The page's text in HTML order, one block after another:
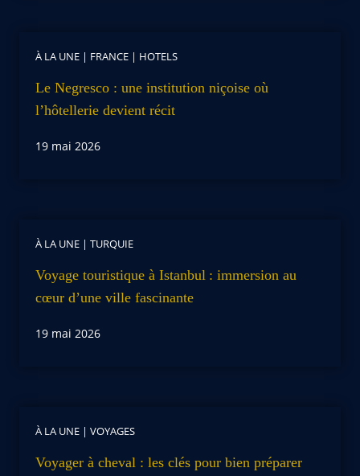
À LA UNE | FRANCE | HOTELS
Le Negresco : une institution niçoise où
l’hôtellerie devient récit
19 mai 2026
À LA UNE | TURQUIE
Voyage touristique à Istanbul : immersion au
cœur d’une ville fascinante
19 mai 2026
À LA UNE | VOYAGES
Voyager à cheval : les clés pour bien préparer